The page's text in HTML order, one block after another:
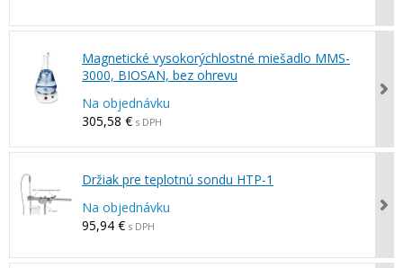
Magnetické vysokorýchlostné miešadlo MMS-
3000, BIOSAN, bez ohrevu
Na objednávku
305,58 € s DPH
Držiak pre teplotnú sondu HTP-1
Na objednávku
95,94 € s DPH